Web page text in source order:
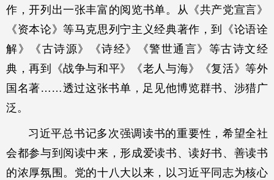
作，开列出一张丰富的阅览书单。从《共产党宣言》
《资本论》等马克思列宁主义经典著作，到《论语诠
解》《古诗源》《诗经》《警世通言》等古诗文经
典，再到《战争与和平》《老人与海》《复活》等外
国名著……透过这张书单，足见他博览群书、涉猎广
泛。
习近平总书记多次强调读书的重要性，希望全社
会都参与到阅读中来，形成爱读书、读好书、善读书
的浓厚氛围。党的十八大以来，以习近平同志为核心